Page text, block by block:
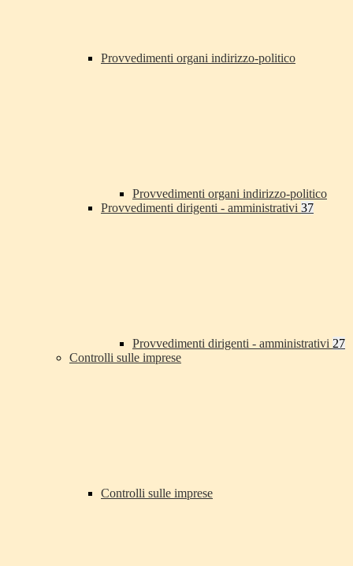
Provvedimenti organi indirizzo-politico
Provvedimenti organi indirizzo-politico
Provvedimenti dirigenti - amministrativi 37
Provvedimenti dirigenti - amministrativi 27
Controlli sulle imprese
Controlli sulle imprese